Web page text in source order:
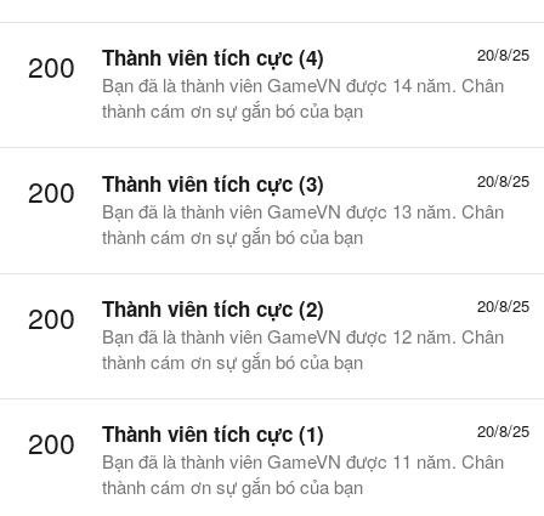
200 20/8/25
Thành viên tích cực (4)
Bạn đã là thành viên GameVN được 14 năm. Chân
thành cám ơn sự gắn bó của bạn
200 20/8/25
Thành viên tích cực (3)
Bạn đã là thành viên GameVN được 13 năm. Chân
thành cám ơn sự gắn bó của bạn
200 20/8/25
Thành viên tích cực (2)
Bạn đã là thành viên GameVN được 12 năm. Chân
thành cám ơn sự gắn bó của bạn
200 20/8/25
Thành viên tích cực (1)
Bạn đã là thành viên GameVN được 11 năm. Chân
thành cám ơn sự gắn bó của bạn